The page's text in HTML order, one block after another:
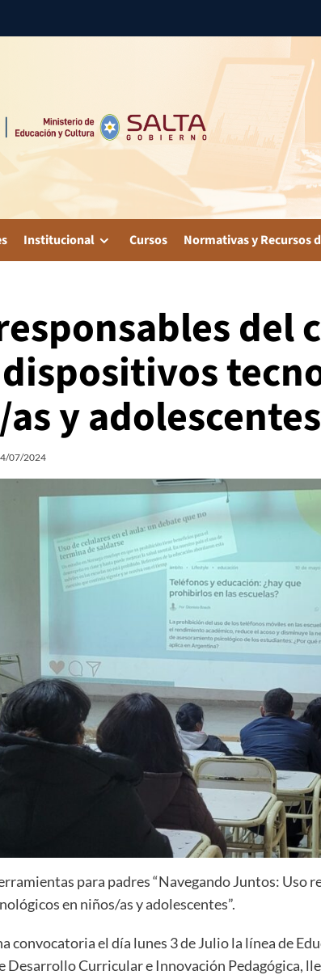
Institucional Cursos Normativas y Recursos
del
y adolescentes
07/2024
para padres “Navegando Juntos: Uso
en niños/as y adolescentes”.
convocatoria el día lunes 3 de Julio la línea de
Desarrollo Curricular e Innovación Pedagógica,